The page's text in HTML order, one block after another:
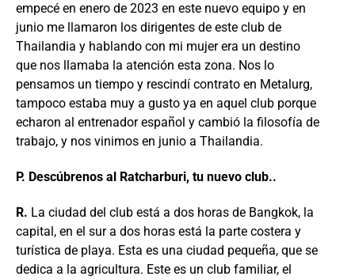
empecé en enero de 2023 en este nuevo equipo y en
junio me llamaron los dirigentes de este club de
Thailandia y hablando con mi mujer era un destino
que nos llamaba la atención esta zona. Nos lo
pensamos un tiempo y rescindí contrato en Metalurg,
tampoco estaba muy a gusto ya en aquel club porque
echaron al entrenador español y cambió la filosofía de
trabajo, y nos vinimos en junio a Thailandia.
P. Descúbrenos al Ratcharburi, tu nuevo club..
R. La ciudad del club está a dos horas de Bangkok, la
capital, en el sur a dos horas está la parte costera y
turística de playa. Esta es una ciudad pequeña, que se
dedica a la agricultura. Este es un club familiar, el